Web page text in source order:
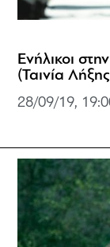
Ενήλικοι
(Ταινία
28/09/19,